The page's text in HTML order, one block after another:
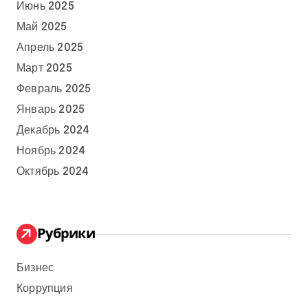
Июнь 2025
Май 2025
Апрель 2025
Март 2025
Февраль 2025
Январь 2025
Декабрь 2024
Ноябрь 2024
Октябрь 2024
Рубрики
Бизнес
Коррупция